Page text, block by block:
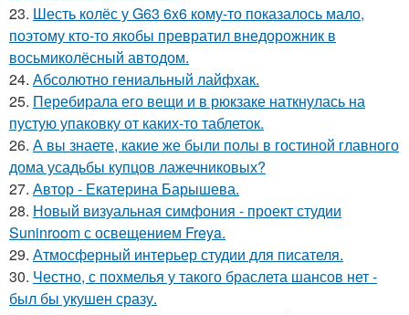
23. Шесть колёс у G63 6x6 кому-то показалось мало,
поэтому кто-то якобы превратил внедорожник в
восьмиколёсный автодом.
24. Абсолютно гениальный лайфхак.
25. Перебирала его вещи и в рюкзаке наткнулась на
пустую упаковку от каких-то таблеток.
26. А вы знаете, какие же были полы в гостиной главного
дома усадьбы купцов лажечниковых?
27. Автор - Екатерина Барышева.
28. Новый визуальная симфония - проект студии
Suninroom с освещением Freya.
29. Атмосферный интерьер студии для писателя.
30. Честно, с похмелья у такого браслета шансов нет -
был бы укушен сразу.